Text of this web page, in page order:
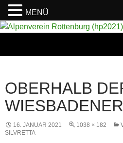
OBERHALB
16. JANUAR 2021 1038 × 182
SILVRETTA
MENÜ